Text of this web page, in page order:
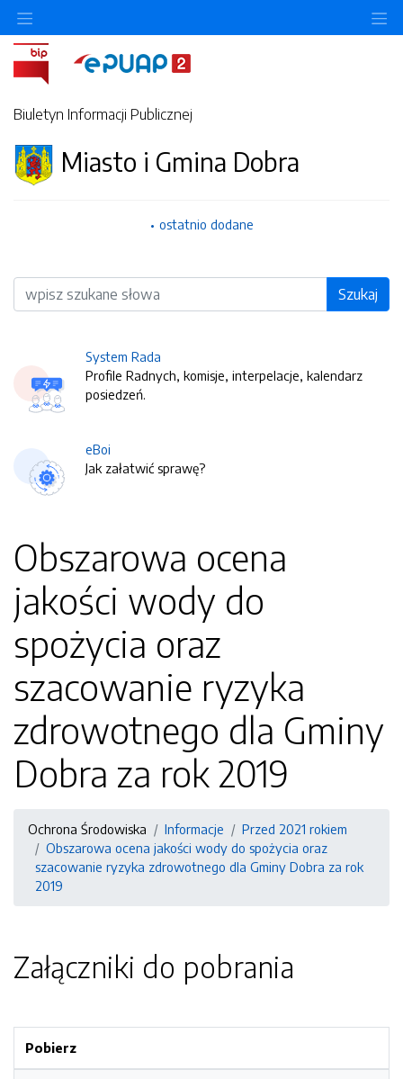
Biuletyn Informacji Publicznej
Miasto i Gmina Dobra
ostatnio dodane
Wyszukiwarka Szukaj
System Rada
Profile Radnych, komisje, interpelacje, kalendarz
posiedzeń.
eBoi
Jak załatwić sprawę?
Obszarowa ocena
jakości wody do
spożycia oraz
szacowanie ryzyka
zdrowotnego dla Gminy
Dobra za rok 2019
Ochrona Środowiska Informacje
Przed 2021 rokiem
Obszarowa ocena jakości wody do spożycia oraz
szacowanie ryzyka zdrowotnego dla Gminy Dobra za rok
2019
Załączniki do pobrania
Pobierz